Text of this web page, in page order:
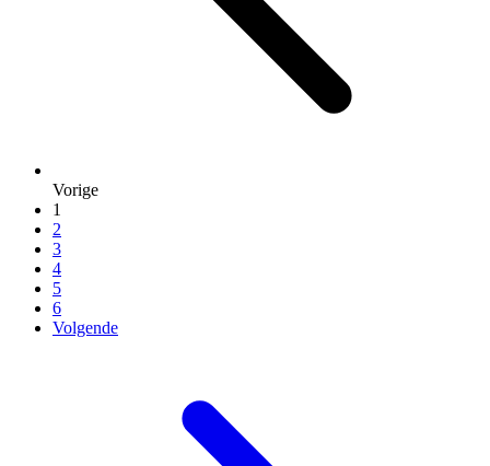
Vorige
1
2
3
4
5
6
Volgende